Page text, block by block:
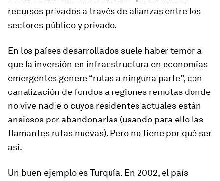
recursos privados a través de alianzas entre los
sectores público y privado.
En los países desarrollados suele haber temor a
que la inversión en infraestructura en economías
emergentes genere “rutas a ninguna parte”, con
canalización de fondos a regiones remotas donde
no vive nadie o cuyos residentes actuales están
ansiosos por abandonarlas (usando para ello las
flamantes rutas nuevas). Pero no tiene por qué ser
así.
Un buen ejemplo es Turquía. En 2002, el país